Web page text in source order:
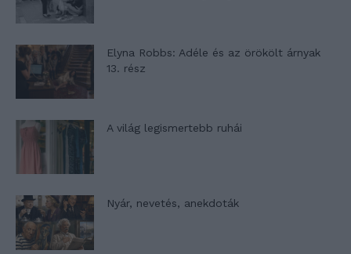
Elyna Robbs: Adéle és az örökölt árnyak
13. rész
A világ legismertebb ruhái
Nyár, nevetés, anekdoták